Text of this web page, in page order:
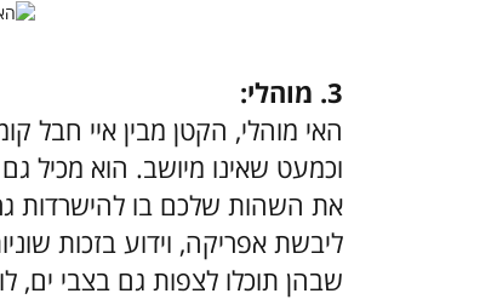
3. מוהלי:
האי מוהלי, הקטן מבין איי חבל
וכמעט שאינו מיושב. הוא מכיל
את השהות שלכם בו להישרדות
ליבשת אפריקה, וידוע בזכות
שבהן תוכלו לצפות גם בצבי ים,